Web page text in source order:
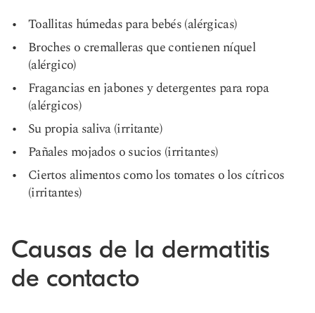
Toallitas húmedas para bebés (alérgicas)
Broches o cremalleras que contienen níquel
(alérgico)
Fragancias en jabones y detergentes para ropa
(alérgicos)
Su propia saliva (irritante)
Pañales mojados o sucios (irritantes)
Ciertos alimentos como los tomates o los cítricos
(irritantes)
Causas de la dermatitis
de contacto